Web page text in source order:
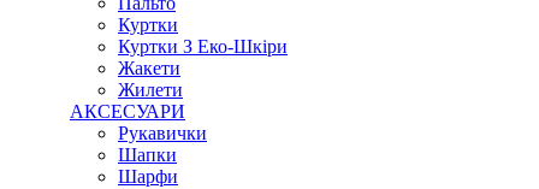
Куртки
Куртки З Еко-Шкіри
Жакети
Жилети
АКСЕСУАРИ
Рукавички
Шапки
Шарфи